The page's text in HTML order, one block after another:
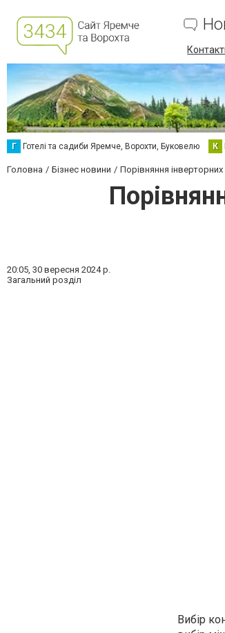
Г Готелі та садиби Яремче, Ворохти, Буковелю К
Головна Бізнес новини Порівняння
20:05, 30 вересня 2024 р.
Загальний розділ
Вибір